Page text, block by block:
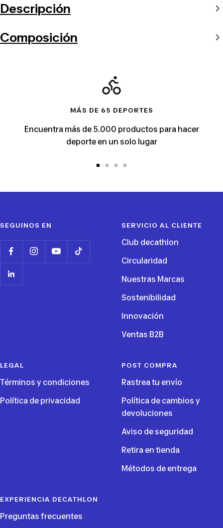
Descripción
Composición
MÁS DE 65 DEPORTES
Encuentra más de 5.000 productos para hacer
deporte en un solo lugar
SEGUINOS EN SERVICIO AL CLIENTE
Club decathlon
Circularidad
Nuestras Marcas
Sostenibilidad
Innovación
Ventas B2B
LEGAL
Términos y condiciones
Política de privacidad
POST COMPRA
Rastrea tu envío
Política de cambios y
devoluciones
Aviso de seguridad
Retira en tienda
Métodos de entrega
EXPERIENCIA DECATHLON
Preguntas frecuentes